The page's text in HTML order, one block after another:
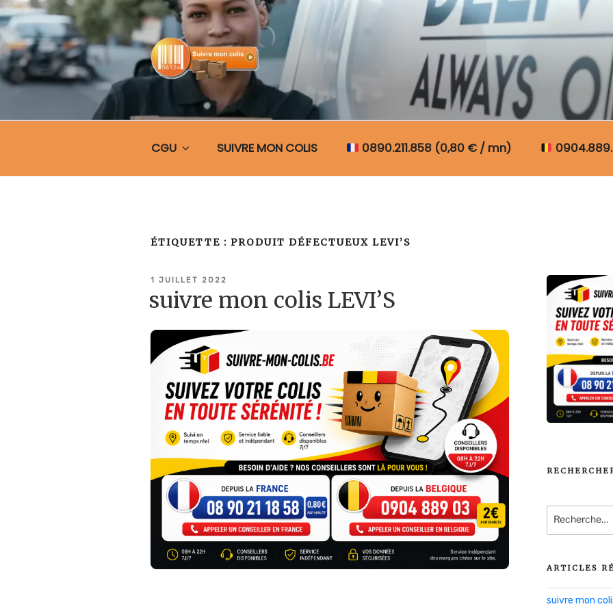
Aller
au
contenu
principal
SUIVRE MON COLIS BELGIQUE
CGU SUIVRE MON COLIS 0890.211.858 (0,80 € / mn)
ÉTIQUETTE : PRODUIT DÉFECTUEUX LEVI’S
PUBLIÉ
1 JUILLET 2022
suivre mon colis LEVI’S
pour
:
ARTICLES
suivre mon